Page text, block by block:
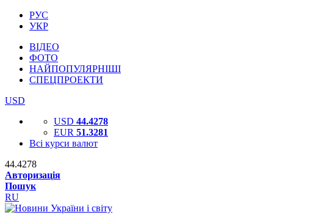
РУС
УКР
ВІДЕО
ФОТО
НАЙПОПУЛЯРНІШІ
СПЕЦПРОЕКТИ
USD
USD 44.4278
EUR 51.3281
Всі курси валют
44.4278
Авторизація
Пошук
RU